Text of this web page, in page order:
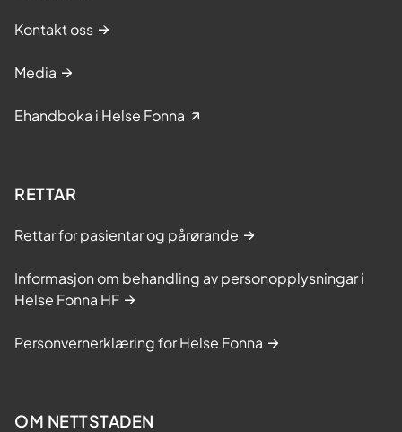
Kontakt oss
Media
Ehandboka i Helse Fonna
RETTAR
Rettar for pasientar og pårørande
Informasjon om behandling av personopplysningar i
Helse Fonna HF
Personvernerklæring for Helse Fonna
OM NETTSTADEN